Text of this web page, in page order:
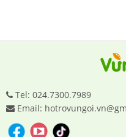
Tel: 024.7300.7989
Email: